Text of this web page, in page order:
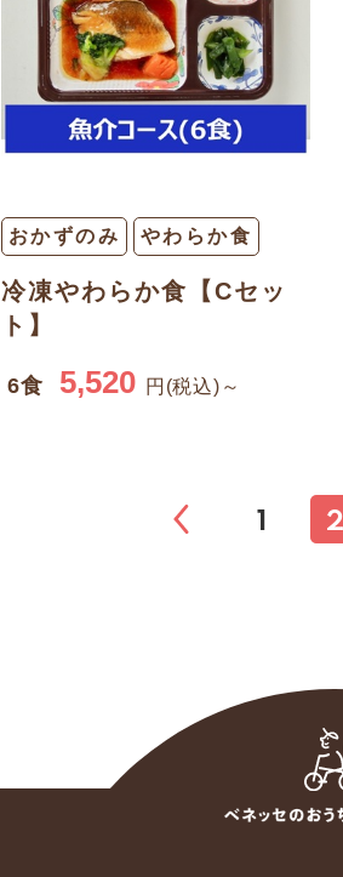
おかずのみ やわらか食
冷凍やわらか食【Cセッ
ト】
6食 5,520 円(税込)～
2